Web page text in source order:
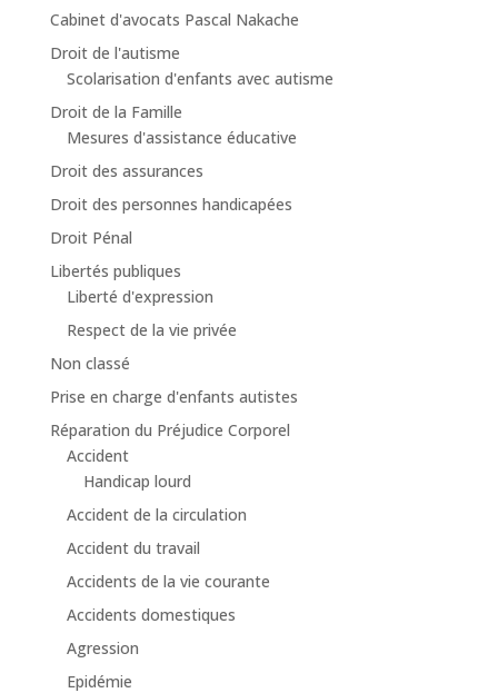
Cabinet d'avocats Pascal Nakache
Droit de l'autisme
Scolarisation d'enfants avec autisme
Droit de la Famille
Mesures d'assistance éducative
Droit des assurances
Droit des personnes handicapées
Droit Pénal
Libertés publiques
Liberté d'expression
Respect de la vie privée
Non classé
Prise en charge d'enfants autistes
Réparation du Préjudice Corporel
Accident
Handicap lourd
Accident de la circulation
Accident du travail
Accidents de la vie courante
Accidents domestiques
Agression
Epidémie